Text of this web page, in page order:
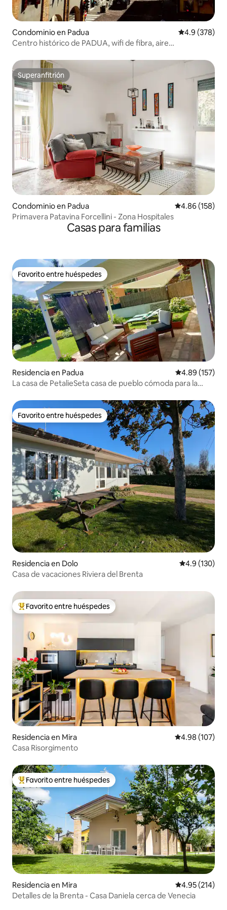
Condominio en Padua Calificación
4.9 (378)
Centro histórico de PADUA, wifi de fibra, aire
Superanfitrión
Superanfitrión
Condominio en Padua Calificación
4.86 (158)
Primavera Patavina Forcellini - Zona Hospitales
Casas para familias
Favorito entre huéspedes
Favorito entre huéspedes
Residencia en Padua Calificación
4.89 (157)
La casa de PetalieSeta casa de pueblo cómoda para la
Favorito entre huéspedes
Favorito entre huéspedes
Residencia en Dolo Calificación
4.9 (130)
Casa de vacaciones Riviera del Brenta
De los mejores en Favorito entre huéspedes
Favorito entre huéspedes
Residencia en Mira Calificación
4.98 (107)
Casa Risorgimento
De los mejores en Favorito entre huéspedes
Favorito entre huéspedes
Residencia en Mira Calificación
4.95 (214)
Detalles de la Brenta - Casa Daniela cerca de Venecia